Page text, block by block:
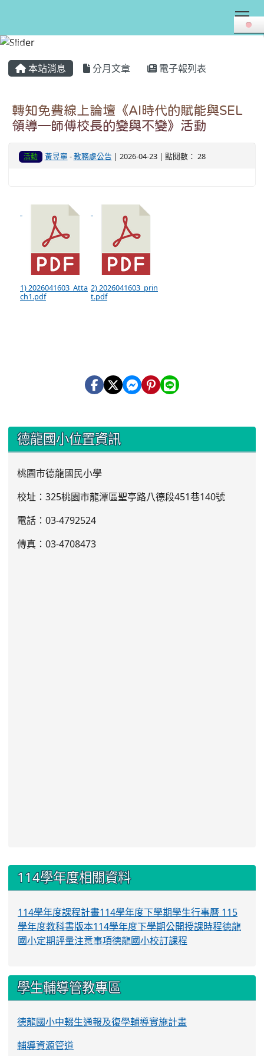
本站消息 分月文章 電子報列表
轉知免費線上論壇《AI時代的賦能與SEL
領導—師傅校長的變與不變》活動
活動 黃昱寧 -教務處公告 | 2026-04-23 | 點閱數： 28
1) 2026041603_Atta
ch1.pdf
2) 2026041603_prin
t.pdf
::: 德龍國小位置資訊
桃園市德龍國民小學
校址：325桃園市龍潭區聖亭路八德段451巷140號
電話：03-4792524
傳真：03-4708473
::: 114學年度相關資料
114學年度課程計畫114學年度下學期學生行事曆 115
學年度教科書版本114學年度下學期公開授課時程德龍
國小定期評量注意事項德龍國小校訂課程
學生輔導管教專區
德龍國小中輟生通報及復學輔導實施計畫
輔導資源管道